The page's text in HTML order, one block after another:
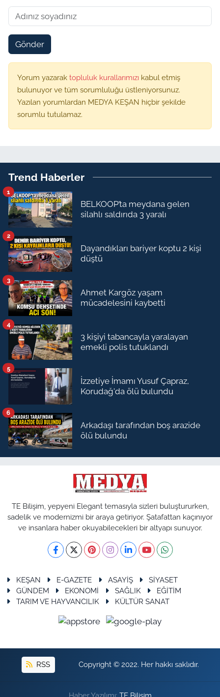
Gönder
Yorum yazarak topluluk kurallarımızı kabul etmiş
bulunuyor ve tüm sorumluluğu üstleniyorsunuz.
Yazılan yorumlardan MEDYA KEŞAN hiçbir şekilde
sorumlu tutulamaz.
Trend Haberler
BELKOOP’ta meydana gelen
silahlı saldırıda 3 yaralı
1
Dayandıkları bariyer koptu 2 kişi
düştü
2
Ahmet Kargöz yaşam
mücadelesini kaybetti
3
3 kişiyi tabancayla yaralayan
emekli polis tutuklandı
4
İzzetiye İmamı Yusuf Çapraz,
Korudağ'da ölü bulundu
5
Arkadaşı tarafından boş arazide
ölü bulundu
6
TE Bilişim, yepyeni Elegant temasıyla sizleri buluştururken,
sadelik ve modernizmi bir araya getiriyor. Şatafattan kaçınıyor
ve insanlara haber okuyabilecekleri bir altyapı sunuyor.
KEŞAN E-GAZETE ASAYİŞ
SİYASET
GÜNDEM
EKONOMİ SAĞLIK
EĞİTİM
TARIM VE HAYVANCILIK
KÜLTÜR SANAT
RSS Copyright © 2022. Her hakkı saklıdır.
Haber Yazılımı: TE Bilişim